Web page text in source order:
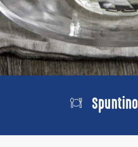
Spuntino